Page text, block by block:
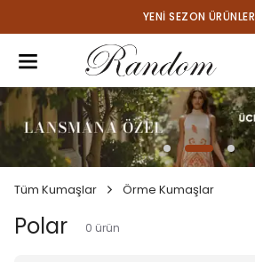
YENI SEZON ÜRÜNLER
Tüm Kumaşlar Örme Kumaşlar
Polar 0 ürün